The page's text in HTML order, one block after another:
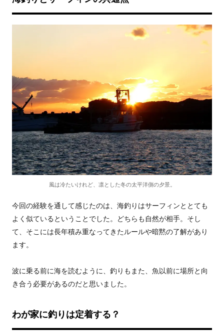
風は冷たいけれど、凛とした冬の太平洋側の夕景。
今回の経験を通して感じたのは、海釣りはサーフィンととても
よく似ているということでした。どちらも自然が相手。そし
て、そこには長年積み重なってきたルールや暗黙の了解があり
ます。
波に乗る前に海を読むように、釣りもまた、魚以前に場所と向
き合う必要があるのだと思いました。
わが家に釣りは定着する？